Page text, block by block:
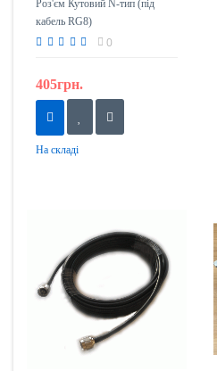
Роз'єм Кутовий N-тип (під
кабель RG8)
0
405грн.
На складі